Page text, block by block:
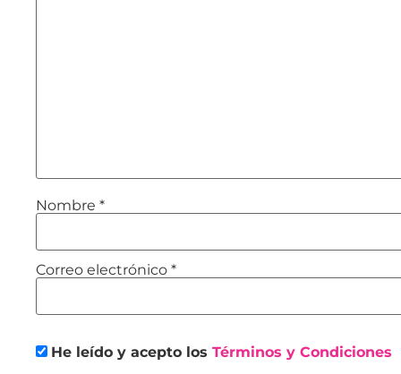
Nombre *
Correo electrónico *
He leído y acepto los Términos y Condiciones